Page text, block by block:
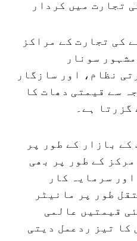
تجارت میں کردار
کی تجارت کے مراکز
سونار
نظام، اور سازگار
سے قیمتی دھات کا
ہے۔
بازار کے طور پر
کے طور پر بھی
سرمایہ کار
طور پر مانیٹر
قیمتیں عالمی
کا تیز ردعمل دیتی